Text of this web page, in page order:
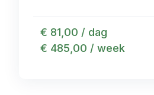
€ 81,00 / dag
€ 485,00 / week